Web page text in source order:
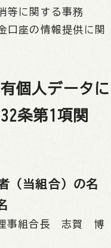
等に関する事務
口座の情報提供に関
個人データに
条第1項関
（当組合）の名
理事組合長 志賀 博